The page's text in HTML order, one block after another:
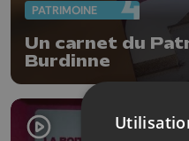
PATRIMOINE
Un carnet du
Burdinne